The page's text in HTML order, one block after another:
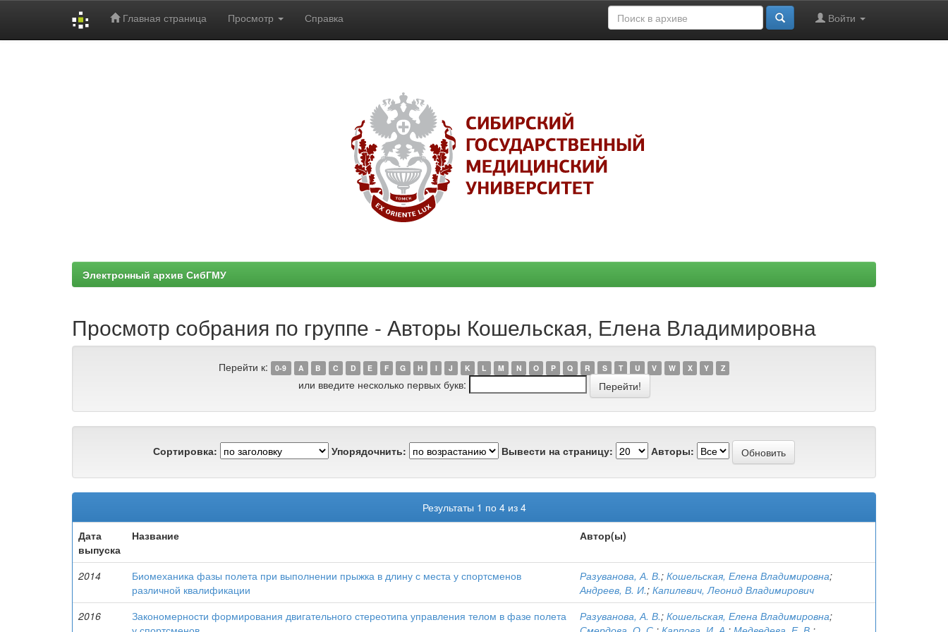
Главная страница Просмотр Справка Войти
Электронный архив СибГМУ
Просмотр собрания по группе - Авторы Кошельская, Елена Владимировна
Перейти к: 0-9 A B C D E F G H I J K L M N O P Q R S T U V W X Y Z
или введите несколько первых букв:
Сортировка: Упорядочнить: Вывести на страницу: Авторы:
Результаты 1 по 4 из 4
Дата
выпуска
Название Автор(ы)
2014
Биомеханика фазы полета при выполнении прыжка в длину с места у спортсменов
различной квалификации
Разуванова, А. В.; Кошельская, Елена Владимировна;
Андреев, В. И.; Капилевич, Леонид Владимирович
2016
Закономерности формирования двигательного стереотипа управления телом в фазе полета
Разуванова, А. В.; Кошельская, Елена Владимировна;